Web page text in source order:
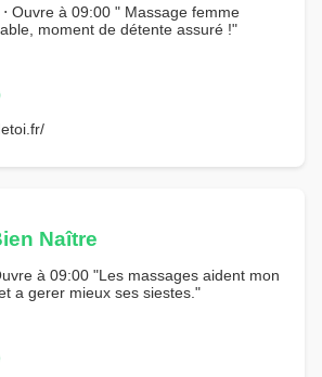
Ouvre à 09:00 " Massage femme
moment de détente assuré !"
Naître
à 09:00 "Les massages aident mon
a gerer mieux ses siestes."